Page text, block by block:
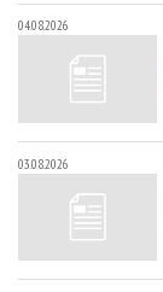
04.08.2026
03.08.2026